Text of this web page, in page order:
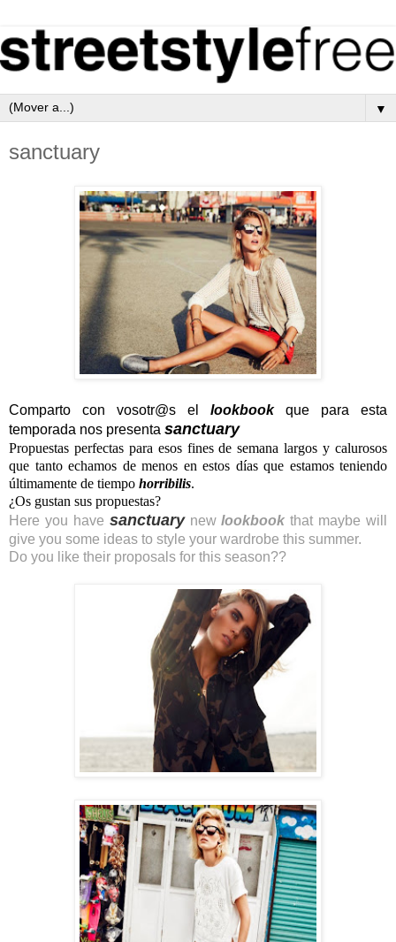
▼
sanctuary
Comparto con vosotr@s el lookbookque para esta
temporada nos presenta sanctuary
Propuestas perfectas para esos fines de semana largos y calurosos
que tanto echamos de menos en estos días que estamos teniendo
últimamente de tiempo horribilis.
¿Os gustan sus propuestas?
Here you have sanctuarynewlookbookthat maybe will
give you some ideas to style your wardrobe this summer.
Do you like their proposals for this season??